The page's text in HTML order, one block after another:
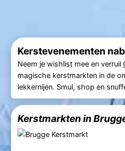
Kerstevenementen
Neem je wishlist mee en verruil
magische kerstmarkten in de
lekkernijen. Smul, shop en
Kerstmarkten in